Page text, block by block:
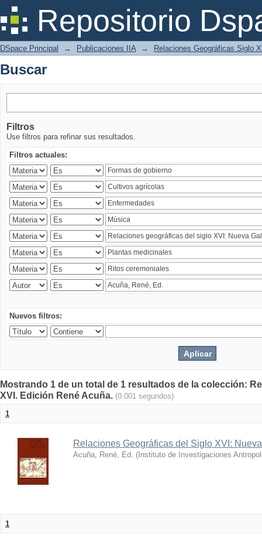
Repositorio
Buscar
DSpace Principal → Publicaciones IIA → Relaciones Geográficas Siglo
Buscar
Filtros
Use filtros para refinar sus resultados.
Filtros actuales:
Nuevos filtros:
Mostrando 1 de un total de 1 resultados de la colección:
XVI. Edición René Acuña. (0.001 segundos)
1
Relaciones Geográficas del Siglo XVI:
Acuña, René, Ed. ( Instituto de Investigaciones
1